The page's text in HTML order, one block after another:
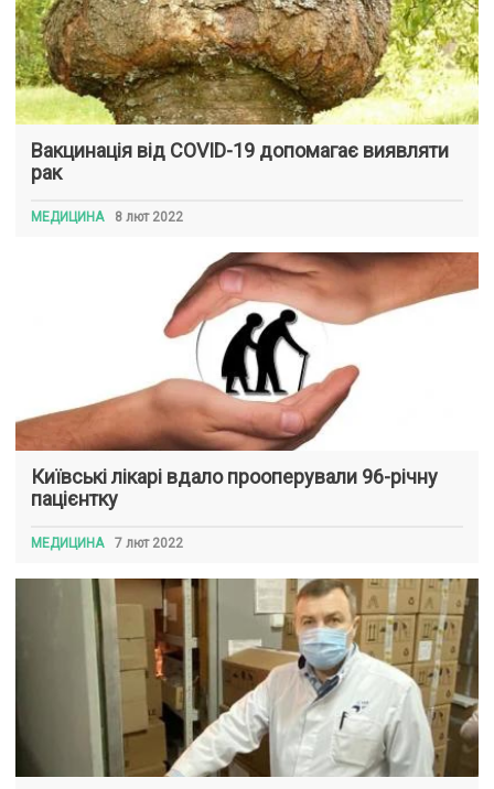
Вакцинація від COVID-19 допомагає виявляти
рак
МЕДИЦИНА 8 лют 2022
Київські лікарі вдало прооперували 96-річну
пацієнтку
МЕДИЦИНА 7 лют 2022